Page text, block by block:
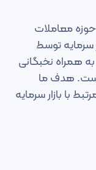
معاملات
سرمایه توسط
به همراه نخبگانی
است. هدف ما
با بازار سرمایه